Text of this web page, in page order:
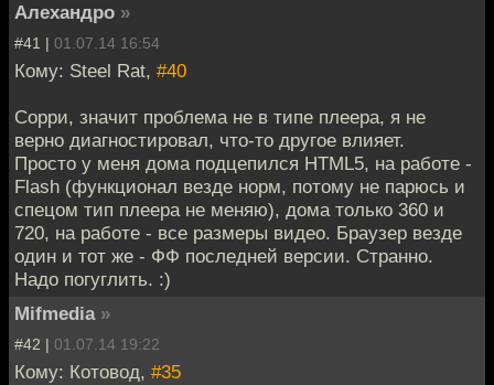
Алехандро »
#41 | 01.07.14 16:54
Кому: Steel Rat, #40
Сорри, значит проблема не в типе плеера, я не
верно диагностировал, что-то другое влияет.
Просто у меня дома подцепился HTML5, на работе -
Flash (функционал везде норм, потому не парюсь и
спецом тип плеера не меняю), дома только 360 и
720, на работе - все размеры видео. Браузер везде
один и тот же - ФФ последней версии. Странно.
Надо погуглить. :)
Mifmedia »
#42 | 01.07.14 19:22
Кому: Котовод, #35